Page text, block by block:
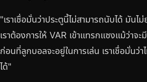
"เราเชื่อมั่นว่าประตูนี้ไม่สามารถนับได้ มันไ
เราต้องการให้ VAR เข้าแทรกแซงแม้ว่าจะ
ก่อนที่ลูกบอลจะอยู่ในการเล่น เราเชื่อมั่นว่
ได้"